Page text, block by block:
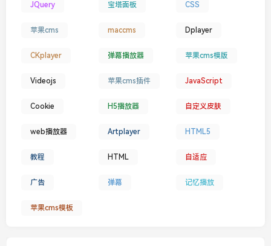
JQuery 宝塔面板 CSS
苹果cms maccms Dplayer
CKplayer 弹幕播放器 苹果cms模版
Videojs 苹果cms插件 JavaScript
Cookie H5播放器 自定义皮肤
web播放器 Artplayer HTML5
教程 HTML 自适应
广告 弹幕 记忆播放
苹果cms模板